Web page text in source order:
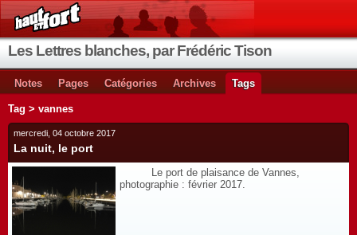
Les Lettres blanches, par Frédéric Tison
Notes Pages Catégories Archives Tags
Tag > vannes
mercredi, 04 octobre 2017
La nuit, le port
Le port de plaisance de Vannes,
photographie : février 2017.